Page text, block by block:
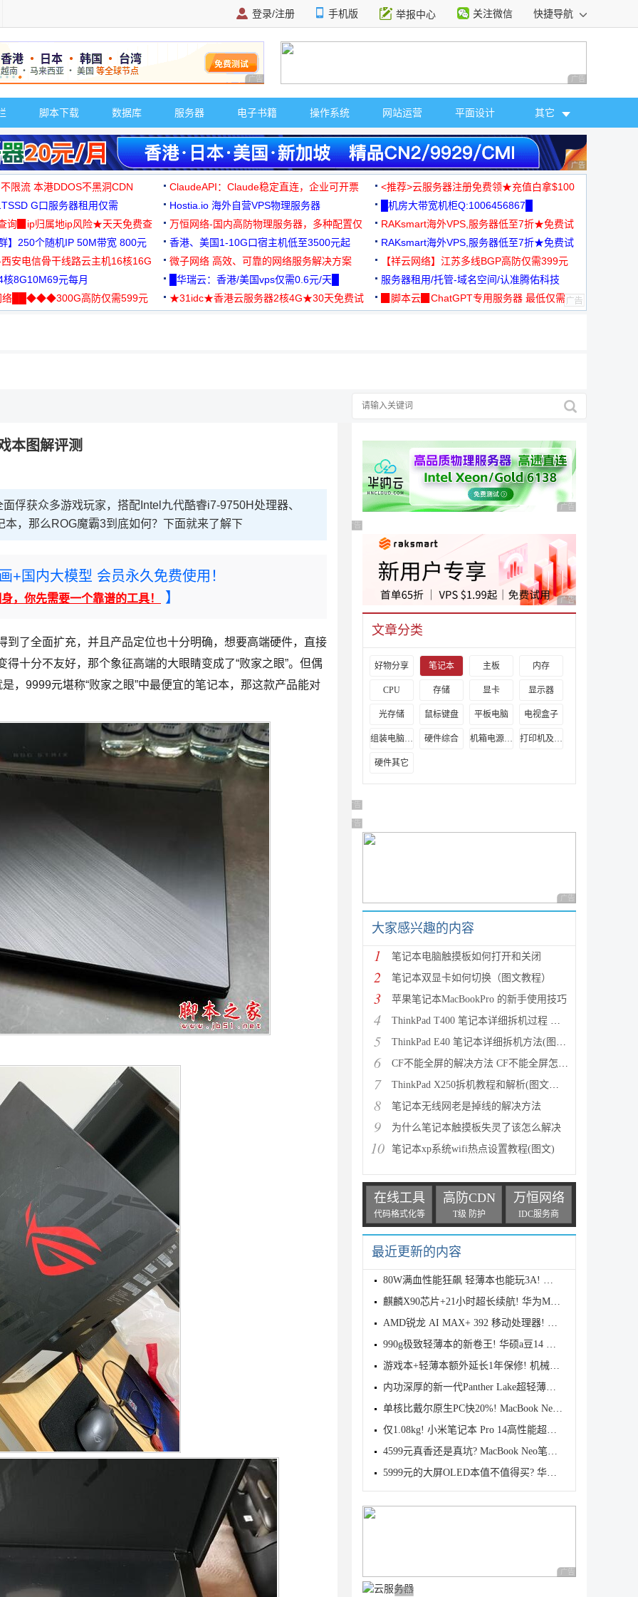
登录/注册 手机版 举报中心 关注微信 快捷导航
广告 商业广告，理性选择 广告 商业广告，理
脚本下载 数据库 服务器 电子书籍 操作系统 网站运营 平面设计 其它
广告 商业广告，理
限流 本港DDOS不黑洞CDN ClaudeAPI：Claude稳定直连，企业可开票
<推荐>云服务器注册免费领★充值白拿$100
G口服务器租用仅需
费测试
Hostia.io 海外自营VPS物理服务器
█机房大带宽机柜Q:1006456867█
询▉ip归属地ip风险★天天免费查
万恒网络-国内高防物理服务器，多种配置仅
99元/月起
RAKsmart海外VPS,服务器低至7折★免费试
用★
】250个随机IP 50M带宽 800元 香港、美国1-10G口宿主机低至3500元起
RAKsmart海外VPS,服务器低至7折★免费试
用★
安电信骨干线路云主机16核16G 微子网络 高效、可靠的网络服务解决方案
【祥云网络】江苏多线BGP高防仅需399元
核8G10M69元每月
█华瑞云：香港/美国vps仅需0.6元/天█
服务器租用/托管-域名空间/认准腾佑科技
络██◆◆◆300G高防仅需599元
★31idc★香港云服务器2核4G★30天免费试
▉脚本云▉ChatGPT专用服务器 最低仅需
本图解评测
俘获众多游戏玩家，搭配Intel九代酷睿i7-9750H处理器、
本，那么ROG魔霸3到底如何？下面就来了解下
+国内大模型 会员永久免费使用！
，你先需要一个靠谱的工具！ 】
了全面扩充，并且产品定位也十分明确，想要高端硬件，直接
十分不友好，那个象征高端的大眼睛变成了“败家之眼”。但偶
，9999元堪称“败家之眼”中最便宜的笔记本，那这款产品能对
广告 商业广告，理性
广告 商业广告，理性选择
广告 商业广告，理性
文章分类
好物分享 笔记本 主板 内存
CPU 存储 显卡 显示器
光存储 鼠标键盘 平板电脑 电视盒子
组装电脑教程 硬件综合 机箱电源及散热器 打印机及其它外设
硬件其它
广告 商业广告，理性选择
广告 商业广告，理性选择
广告 商业广告，理性
大家感兴趣的内容
1 笔记本电脑触摸板如何打开和关闭
2 笔记本双显卡如何切换（图文教程）
3 苹果笔记本MacBookPro 的新手使用技巧
4 ThinkPad T400 笔记本详细拆机过程 清理风扇(图文教程
5 ThinkPad E40 笔记本详细拆机方法(图文教程)
6 CF不能全屏的解决方法 CF不能全屏怎么办
7 ThinkPad X250拆机教程和解析(图文详解)
8 笔记本无线网老是掉线的解决方法
9 为什么笔记本触摸板失灵了该怎么解决
10 笔记本xp系统wifi热点设置教程(图文)
在线工具
代码格式化等
高防CDN
T级 防护
万恒网络
IDC服务商
最近更新的内容
80W满血性能狂飙 轻薄本也能玩3A! 惠普星Book Pro 16
麒麟X90芯片+21小时超长续航! 华为MateBook 14鸿蒙版
AMD锐龙 AI MAX+ 392 移动处理器! 天选Air 2026锐龙AI
990g极致轻薄本的新卷王! 华硕a豆14 Air 2026测评
游戏本+轻薄本额外延长1年保修! 机械革命推出官方延保
内功深厚的新一代Panther Lake超轻薄本! 小米Book Pro
单核比戴尔原生PC快20%! MacBook Neo笔记本确认能跑Wi
仅1.08kg! 小米笔记本 Pro 14高性能超轻薄本发布 7999
4599元真香还是真坑? MacBook Neo笔记本首发评测
5999元的大屏OLED本值不值得买? 华硕无畏Pro16锐龙版2
广告 商业广告，理性
广告 商业广告，理性选择